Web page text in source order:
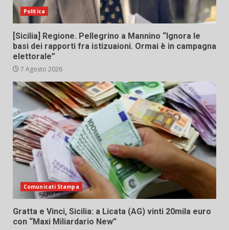
Politica
[Sicilia] Regione. Pellegrino a Mannino “Ignora le
basi dei rapporti fra istizuaioni. Ormai è in campagna
elettorale”
7 Agosto 2026
Comunicati Stampa
Gratta e Vinci, Sicilia: a Licata (AG) vinti 20mila euro
con “Maxi Miliardario New”